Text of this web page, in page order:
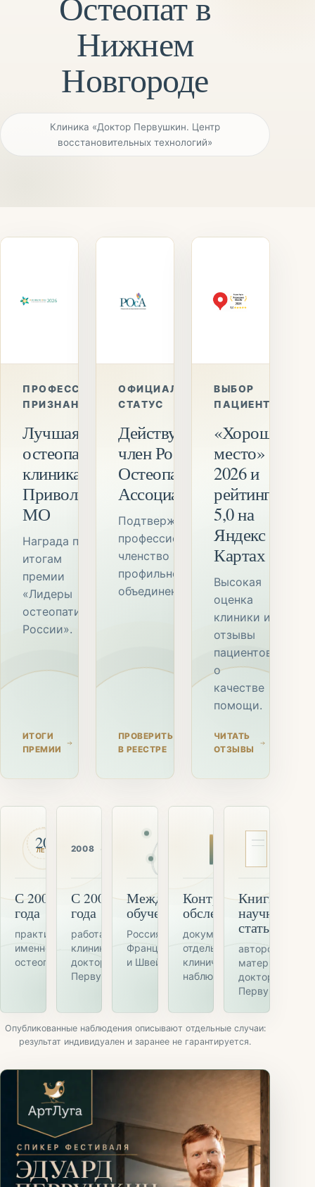
Нижнем
Новгороде
Клиника «Доктор Первушкин. Центр
восстановительных технологий»
ПРОФЕССИОНАЛЬНОЕ
ПРИЗНАНИЕ
Лучшая
остеопатическая
клиника Верхне-
Приволжского
МО
Награда по
итогам
премии
«Лидеры
остеопатии
России».
ИТОГИ
ПРЕМИИ
ОФИЦИАЛЬНЫЙ
СТАТУС
Действующий
член Российской
Остеопатической
Ассоциации
Подтверждённое
профессиональное
членство в
профильном
объединении.
ПРОВЕРИТЬ
В РЕЕСТРЕ
ВЫБОР
ПАЦИЕНТОВ
«Хорошее
место»
2026 и
рейтинг
5,0 на
Яндекс
Картах
Высокая
оценка
клиники и
отзывы
пациентов
о
качестве
помощи.
ЧИТАТЬ
ОТЗЫВЫ
20
ЛЕТ
С 2006
года
практика
именно в
остеопатии
2008
С 2008
года
работает
клиника
доктора
Первушкина
Международное
обучение
Россия, США,
Франция, Германия
и Швейцария
Контрольные
обследования
документируют
отдельные
клинические
наблюдения
Книги и
научные
статьи
авторские
материалы
доктора
Первушкина
Опубликованные наблюдения описывают отдельные случаи:
результат индивидуален и заранее не гарантируется.